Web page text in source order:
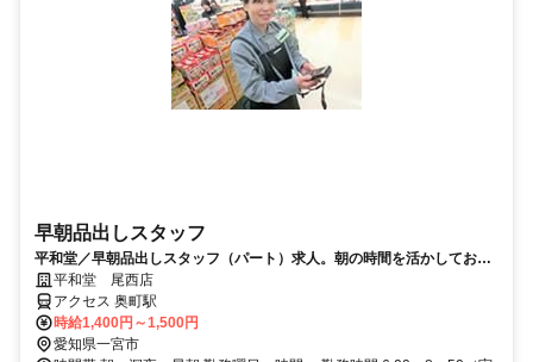
早朝品出しスタッフ
平和堂／早朝品出しスタッフ（パート）求人。朝の時間を活かしてお仕
事しませんか？
平和堂 尾西店
アクセス 奥町駅
時給1,400円～1,500円
愛知県一宮市